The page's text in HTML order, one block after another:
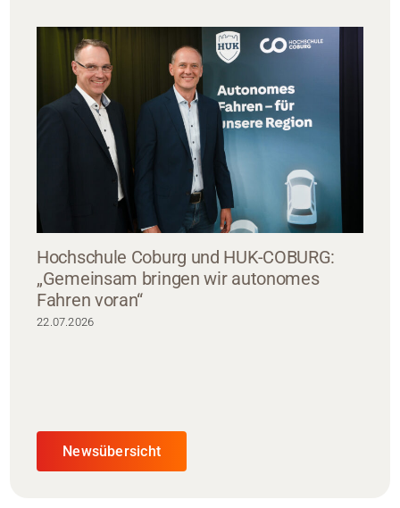
Hochschule Coburg und HUK-COBURG:
„Gemeinsam bringen wir autonomes
Fahren voran“
22.07.2026
Newsübersicht